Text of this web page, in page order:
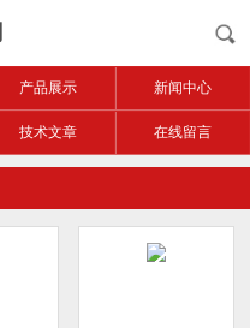
产品展示 新闻中心
技术文章 在线留言